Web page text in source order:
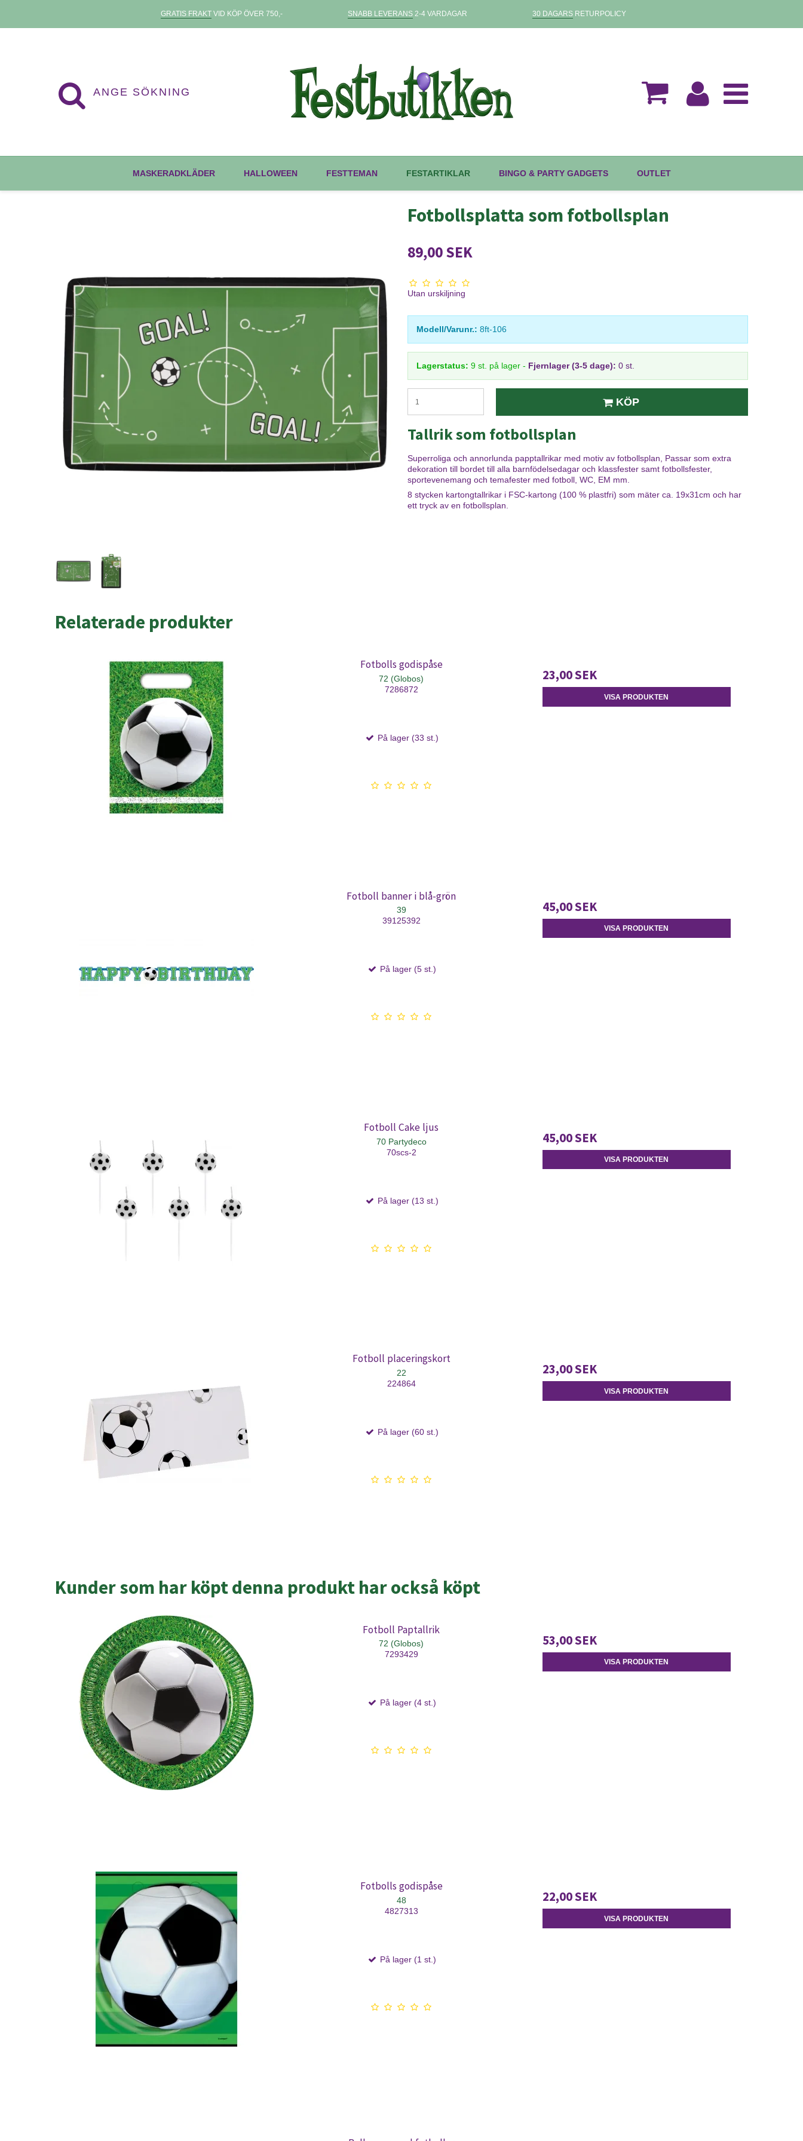
GRATIS FRAKTVID KÖP ÖVER 750,- SNABB LEVERANS2-4 VARDAGAR 30 DAGARSRETURPOLICY
MASKERADKLÄDER HALLOWEEN FESTTEMAN FESTARTIKLAR BINGO & PARTY GADGETS OUTLET
Fotbollsplatta som fotbollsplan
89,00 SEK
Utan urskiljning
Modell/Varunr.: 8ft-106
Lagerstatus: 9 st. på lager - Fjernlager (3-5 dage): 0 st.
KÖP
Tallrik som fotbollsplan
Superroliga och annorlunda papptallrikar med motiv av fotbollsplan, Passar som extra
dekoration till bordet till alla barnfödelsedagar och klassfester samt fotbollsfester,
sportevenemang och temafester med fotboll, WC, EM mm.
8 stycken kartongtallrikar i FSC-kartong (100 % plastfri) som mäter ca. 19x31cm och har
ett tryck av en fotbollsplan.
Relaterade produkter
Fotbolls godispåse
72 (Globos)
7286872
På lager (33 st.)
23,00 SEK
VISA PRODUKTEN
Fotboll banner i blå-grön
39
39125392
På lager (5 st.)
45,00 SEK
VISA PRODUKTEN
Fotboll Cake ljus
70 Partydeco
70scs-2
På lager (13 st.)
45,00 SEK
VISA PRODUKTEN
Fotboll placeringskort
22
224864
På lager (60 st.)
23,00 SEK
VISA PRODUKTEN
Kunder som har köpt denna produkt har också köpt
Fotboll Paptallrik
72 (Globos)
7293429
På lager (4 st.)
53,00 SEK
VISA PRODUKTEN
Fotbolls godispåse
48
4827313
På lager (1 st.)
22,00 SEK
VISA PRODUKTEN